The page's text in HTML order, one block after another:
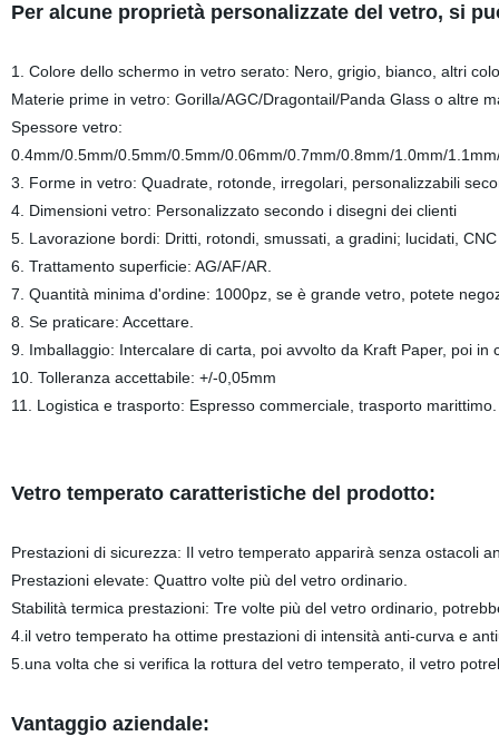
Per alcune proprietà personalizzate del vetro, si
1. Colore dello schermo in vetro serato: Nero, grigio, bianco, altri
Materie prime in vetro: Gorilla/AGC/Dragontail/Panda Glass o altre
Spessore vetro:
0.4mm/0.5mm/0.5mm/0.5mm/0.06mm/0.7mm/0.8mm/1.0mm/
3. Forme in vetro: Quadrate, rotonde, irregolari, personalizzabili
4. Dimensioni vetro: Personalizzato secondo i disegni dei clienti
5. Lavorazione bordi: Dritti, rotondi, smussati, a gradini; lucidati,
6. Trattamento superficie: AG/AF/AR.
7. Quantità minima d'ordine: 1000pz, se è grande vetro, potete
8. Se praticare: Accettare.
9. Imballaggio: Intercalare di carta, poi avvolto da Kraft Paper, poi in
10. Tolleranza accettabile: +/-0,05mm
11. Logistica e trasporto: Espresso commerciale, trasporto
Vetro temperato caratteristiche del prodotto:
Prestazioni di sicurezza: Il vetro temperato apparirà senza ostacoli
Prestazioni elevate: Quattro volte più del vetro ordinario.
Stabilità termica prestazioni: Tre volte più del vetro ordinario,
4.il vetro temperato ha ottime prestazioni di intensità anti-curva e
5.una volta che si verifica la rottura del vetro temperato, il vetro
Vantaggio aziendale: